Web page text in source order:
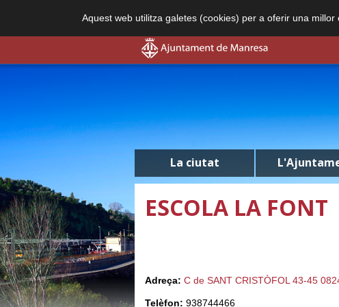
Aquest web utilitza galetes (cookies) per a oferir una
La ciutat
ESCOLA LA FONT
Adreça: C de SANT CRISTÒFOL 43-45
Telèfon: 938744466